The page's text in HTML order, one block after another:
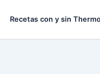
Recetas con y sin